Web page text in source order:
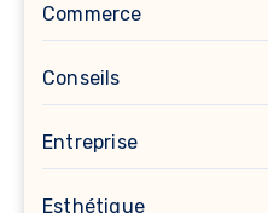
Commerce
Conseils
Entreprise
Esthétique